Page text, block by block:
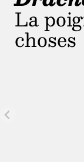
La poignance des
choses